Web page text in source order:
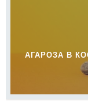
АГАРОЗА В